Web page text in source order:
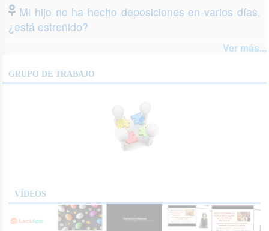
Mi hijo no ha hecho deposiciones en varios días,
¿está estreñido?
Ver más...
GRUPO DE TRABAJO
VÍDEOS